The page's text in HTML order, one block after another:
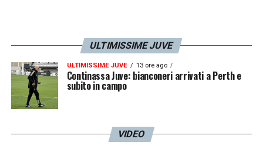
ULTIMISSIME JUVE
ULTIMISSIME JUVE 13 ore ago
Continassa Juve: bianconeri arrivati a Perth e
subito in campo
VIDEO